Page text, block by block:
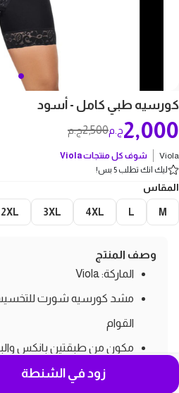
كورسيه طبي كامل - أسود
2,500ج.م 2,000ج.م
Viola شوف كل منتجاتViola
ليك انك تطلب 5 بس!
المقاس
M
L
4XL
3XL
2XL
وصف المنتج
الماركة: Viola
مشد كورسيه شورت
القوام
مكون من طبقتين بانكس
اللون: أسود
زود في الشنطة